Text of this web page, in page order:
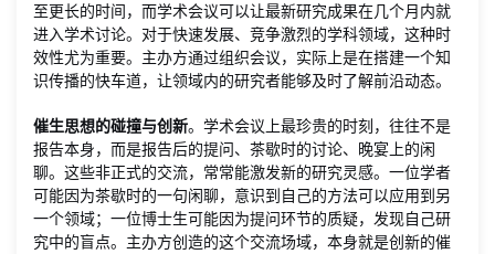
至更长的时间，而学术会议可以让最新研究成果在几个月内就
进入学术讨论。对于快速发展、竞争激烈的学科领域，这种时
效性尤为重要。主办方通过组织会议，实际上是在搭建一个知
识传播的快车道，让领域内的研究者能够及时了解前沿动态。
催生思想的碰撞与创新。学术会议上最珍贵的时刻，往往不是
报告本身，而是报告后的提问、茶歇时的讨论、晚宴上的闲
聊。这些非正式的交流，常常能激发新的研究灵感。一位学者
可能因为茶歇时的一句闲聊，意识到自己的方法可以应用到另
一个领域；一位博士生可能因为提问环节的质疑，发现自己研
究中的盲点。主办方创造的这个交流场域，本身就是创新的催